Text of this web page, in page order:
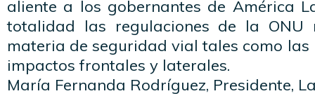
aliente a los gobernantes de América
totalidad las regulaciones de la ONU
materia de seguridad vial tales como
impactos frontales y laterales.
María Fernanda Rodríguez, Presidente,